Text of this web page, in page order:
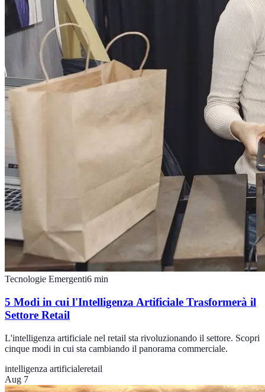
Tecnologie Emergenti6 min
5 Modi in cui l'Intelligenza Artificiale Trasformerà il
Settore Retail
L'intelligenza artificiale nel retail sta rivoluzionando il settore. Scopri
cinque modi in cui sta cambiando il panorama commerciale.
intelligenza artificialeretail
Aug 7